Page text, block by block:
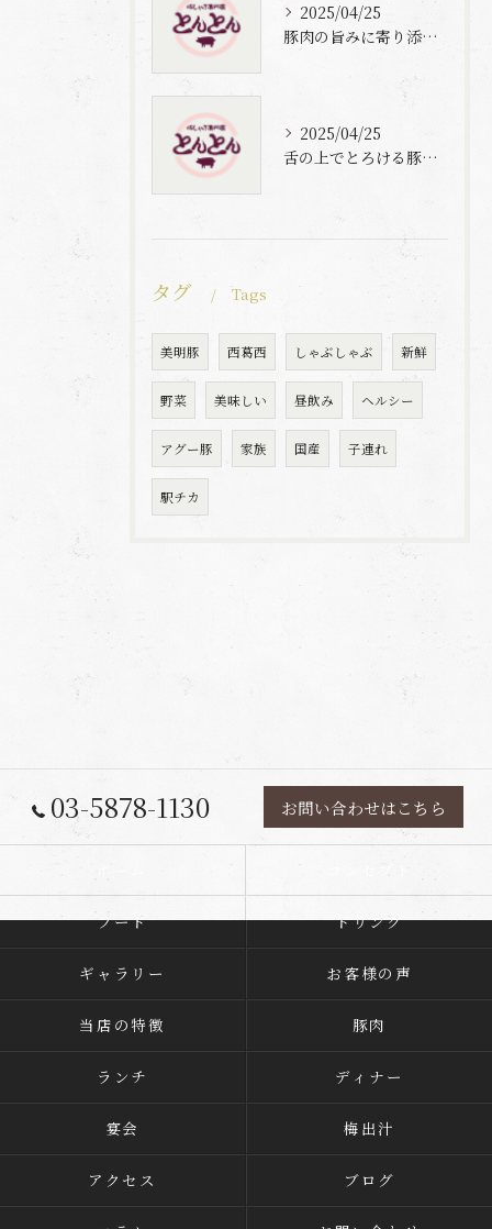
2025/04/25
豚肉の旨みに寄り添う自家製梅出汁の魅力
2025/04/25
舌の上でとろける豚肉と自家製梅出汁の魅力
タグ Tags
美明豚 西葛西 しゃぶしゃぶ 新鮮
野菜 美味しい 昼飲み ヘルシー
アグー豚 家族 国産 子連れ
駅チカ
03-5878-1130 お問い合わせはこちら
コンセプト
フード ドリンク
ギャラリー お客様の声
当店の特徴 豚肉
ランチ ディナー
宴会 梅出汁
アクセス ブログ